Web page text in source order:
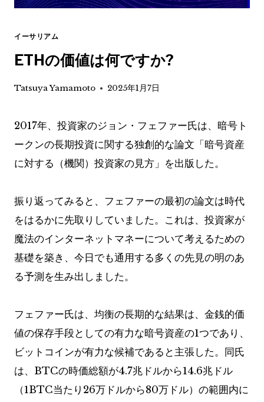
イーサリアム
ETHの価値は何ですか?
Tatsuya Yamamoto 2025年1月7日
2017年、投資家のジョン・フェファー氏は、暗号ト
ークンの長期投資に関する独創的な論文「暗号資産
に対する（機関）投資家の見方」を出版した。
振り返ってみると、フェファーの最初の論文は時代
をはるかに先取りしていました。これは、投資家が
魔法のインターネットマネーについて考えるための
基礎を築き、今日でも通用する多くの先見の明のあ
る予測を生み出しました。
フェファー氏は、均衡の長期的な結果は、金銭的価
値の保存手段としての有力な暗号資産の1つであり、
ビットコインが有力な候補であると主張した。同氏
は、BTCの時価総額が4.7兆ドルから14.6兆ドル
（1BTC当たり26万ドルから80万ドル）の範囲内に